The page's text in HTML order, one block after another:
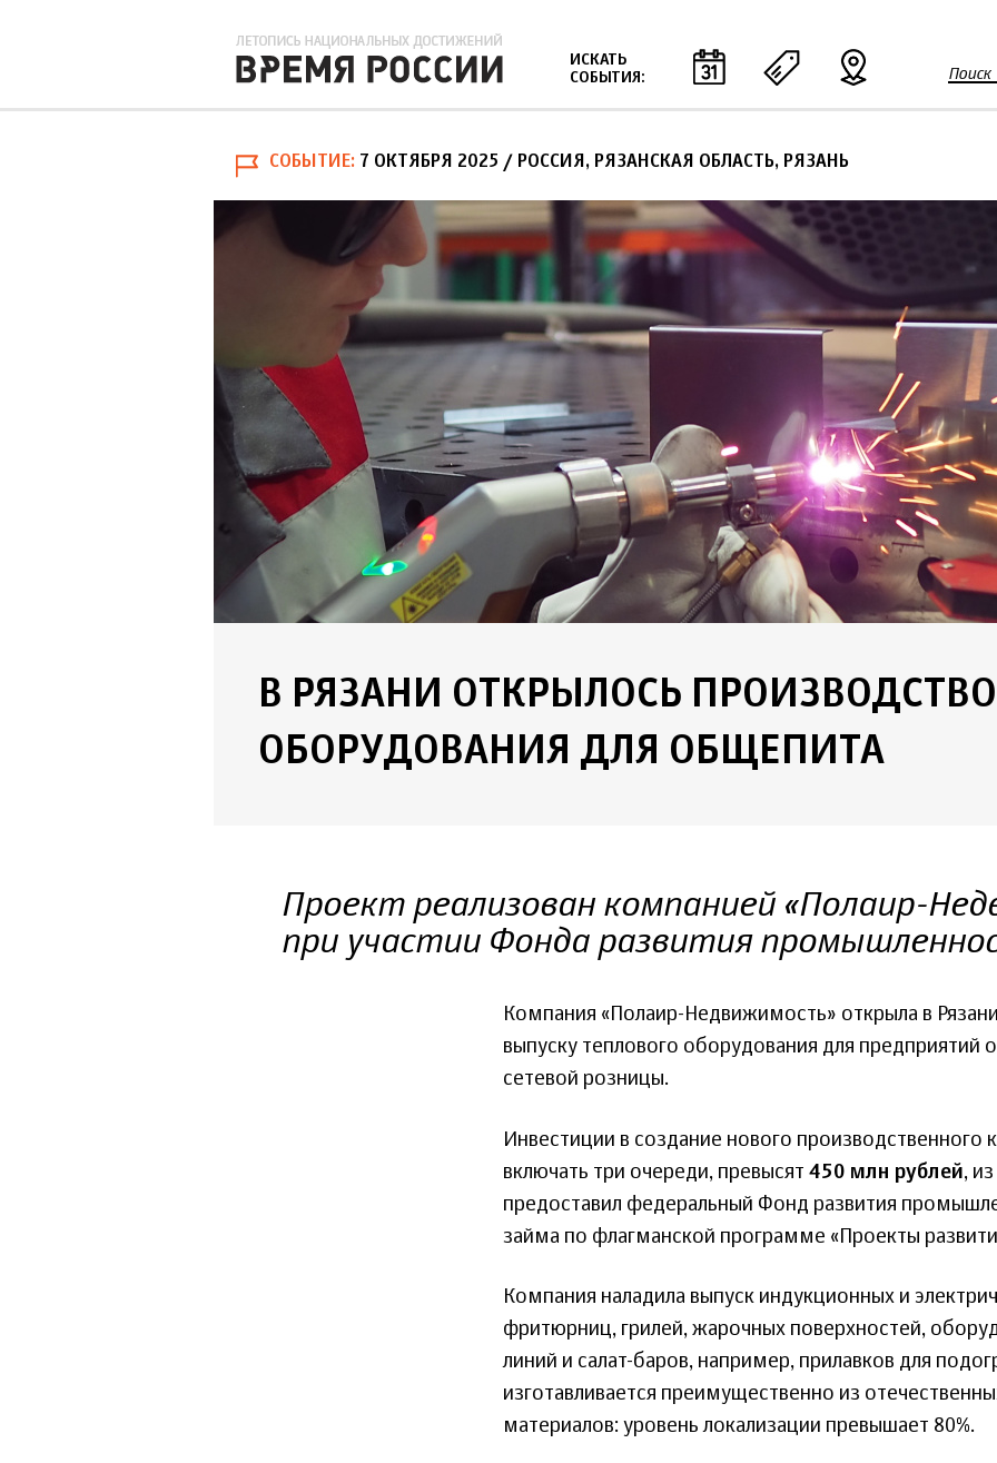
ИСКАТЬ
СОБЫТИЯ:
м
и
а
Поиск
СОБЫТИЕ 7 ОКТЯБРЯ 2025 / РОССИЯ, РЯЗАНСКАЯ ОБЛАСТЬ, РЯЗАНЬ
В РЯЗАНИ ОТКРЫЛОСЬ ПРОИЗВОДСТВО
ОБОРУДОВАНИЯ ДЛЯ ОБЩЕПИТА
Проект реализован компанией «Полаир-
при участии Фонда развития
Компания «Полаир-Недвижимость» открыла в
выпуску теплового оборудования для предприятий
сетевой розницы.
Инвестиции в создание нового производственного
включать три очереди, превысят 450 млн рублей,
предоставил федеральный Фонд развития
займа по флагманской программе «Проекты
Компания наладила выпуск индукционных и
фритюрниц, грилей, жарочных поверхностей,
линий и салат-баров, например, прилавков для
изготавливается преимущественно из
материалов: уровень локализации превышает 80%.